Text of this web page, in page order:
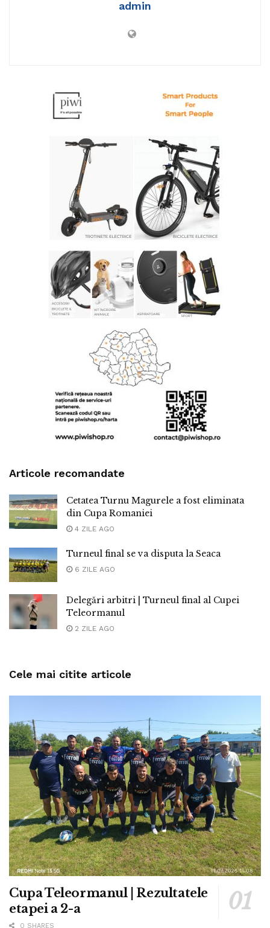
admin
Articole recomandate
Cetatea Turnu Magurele a fost eliminata
din Cupa Romaniei
4 ZILE AGO
Turneul final se va disputa la Seaca
6 ZILE AGO
Delegări arbitri | Turneul final al Cupei
Teleormanul
2 ZILE AGO
Cele mai citite articole
Cupa Teleormanul | Rezultatele
etapei a 2-a
0 SHARES